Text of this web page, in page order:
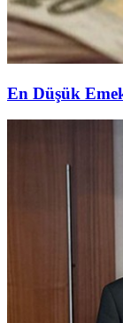
En Düşük